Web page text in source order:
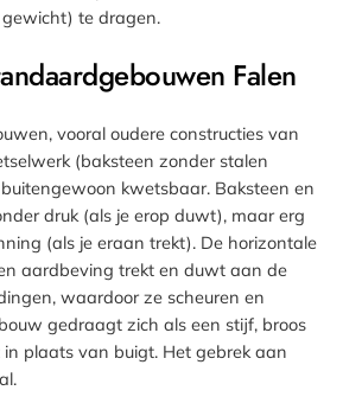
te dragen.
Falen
vooral oudere constructies van
(baksteen zonder stalen
kwetsbaar. Baksteen en
druk (als je erop duwt), maar erg
(als je eraan trekt). De horizontale
aardbeving trekt en duwt aan de
waardoor ze scheuren en
gedraagt zich als een stijf, broos
plaats van buigt. Het gebrek aan